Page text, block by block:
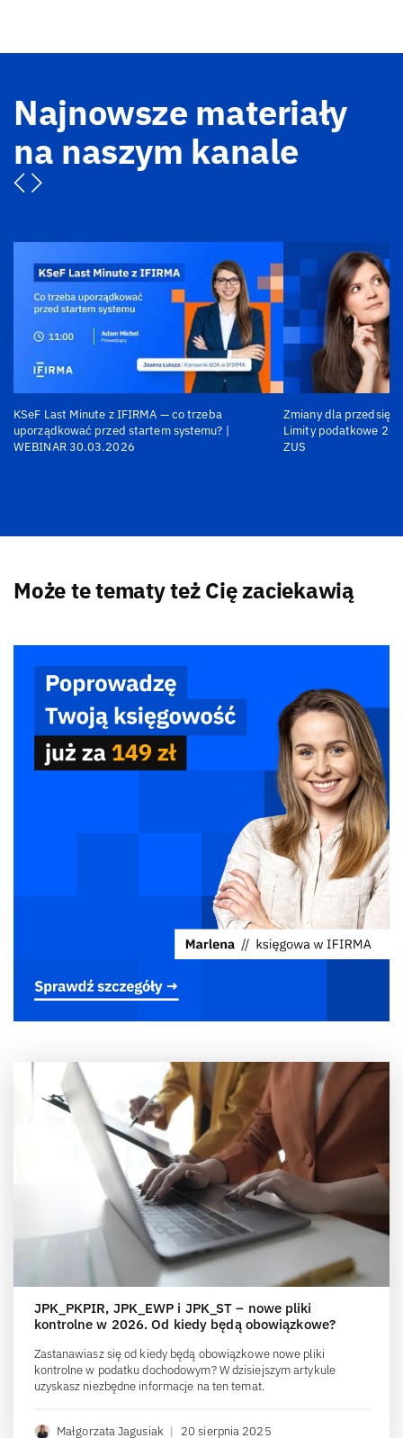
Najnowsze materiały
na naszym kanale
KSeF Last Minute z IFIRMA — co trzeba
uporządkować przed startem systemu? |
WEBINAR 30.03.2026
Zmiany dla
Limity podatkowe
ZUS
Może te tematy też Cię zaciekawią
JPK_PKPIR, JPK_EWP i JPK_ST – nowe pliki
kontrolne w 2026. Od kiedy będą obowiązkowe?
Zastanawiasz się od kiedy będą obowiązkowe nowe pliki
kontrolne w podatku dochodowym? W dzisiejszym artykule
uzyskasz niezbędne informacje na ten temat.
Małgorzata Jagusiak | 20 sierpnia 2025